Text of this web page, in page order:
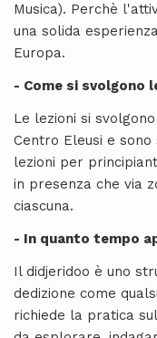
Musica). Perchè
una solida
Europa.
- Come si svolgono
Le lezioni si
Centro Eleusi e sono
lezioni per
in presenza che via
ciascuna.
- In quanto tempo
Il didjeridoo è uno
dedizione come
richiede la pratica